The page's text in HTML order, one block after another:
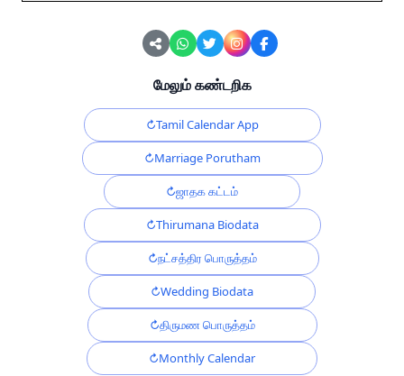
மேலும் கண்டறிக
Tamil Calendar App
Marriage Porutham
ஜாதக கட்டம்
Thirumana Biodata
நட்சத்திர பொருத்தம்
Wedding Biodata
திருமண பொருத்தம்
Monthly Calendar